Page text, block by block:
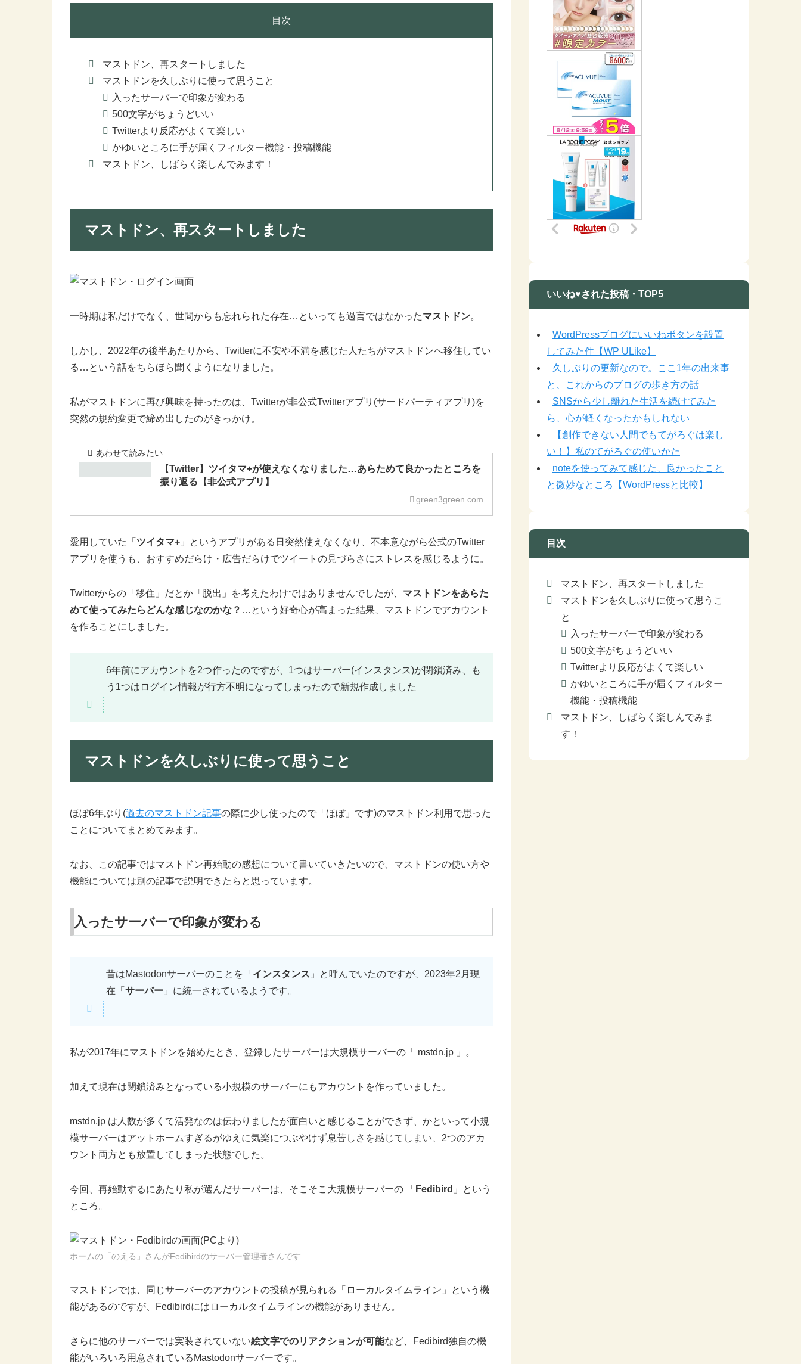
目次
マストドン、再スタートしました
マストドンを久しぶりに使って思うこと
入ったサーバーで印象が変わる
500文字がちょうどいい
Twitterより反応がよくて楽しい
かゆいところに手が届くフィルター機能・投稿機能
マストドン、しばらく楽しんでみます！
マストドン、再スタートしました
一時期は私だけでなく、世間からも忘れられた存在…といっても過言ではなかったマストドン。
しかし、2022年の後半あたりから、Twitterに不安や不満を感じた人たちがマストドンへ移住してい
る…という話をちらほら聞くようになりました。
私がマストドンに再び興味を持ったのは、Twitterが非公式Twitterアプリ(サードパーティアプリ)を
突然の規約変更で締め出したのがきっかけ。
【Twitter】ツイタマ+が使えなくなりました…あらためて良かったところを
振り返る【非公式アプリ】
green3green.com
愛用していた「 ツイタマ+ 」というアプリがある日突然使えなくなり、不本意ながら公式のTwitter
アプリを使うも、おすすめだらけ・広告だらけでツイートの見づらさにストレスを感じるように。
Twitterからの「移住」だとか「脱出」を考えたわけではありませんでしたが、 マストドンをあらた
めて使ってみたらどんな感じなのかな？ …という好奇心が高まった結果、マストドンでアカウント
を作ることにしました。
6年前にアカウントを2つ作ったのですが、1つはサーバー(インスタンス)が閉鎖済み、も
う1つはログイン情報が行方不明になってしまったので新規作成しました
マストドンを久しぶりに使って思うこと
ほぼ6年ぶり(過去のマストドン記事の際に少し使ったので「ほぼ」です)のマストドン利用で思った
ことについてまとめてみます。
なお、この記事ではマストドン再始動の感想について書いていきたいので、マストドンの使い方や
機能については別の記事で説明できたらと思っています。
入ったサーバーで印象が変わる
昔はMastodonサーバーのことを「 インスタンス 」と呼んでいたのですが、2023年2月現
在「 サーバー 」に統一されているようです。
私が2017年にマストドンを始めたとき、登録したサーバーは大規模サーバーの「 mstdn.jp 」。
加えて現在は閉鎖済みとなっている小規模のサーバーにもアカウントを作っていました。
mstdn.jp は人数が多くて活発なのは伝わりましたが面白いと感じることができず、かといって小規
模サーバーはアットホームすぎるがゆえに気楽につぶやけず息苦しさを感じてしまい、2つのアカ
ウント両方とも放置してしまった状態でした。
今回、再始動するにあたり私が選んだサーバーは、そこそこ大規模サーバーの 「 Fedibird 」という
ところ。
ホームの「のえる」さんがFedibirdのサーバー管理者さんです
マストドンでは、同じサーバーのアカウントの投稿が見られる「ローカルタイムライン」という機
能があるのですが、Fedibirdにはローカルタイムラインの機能がありません。
さらに他のサーバーでは実装されていない絵文字でのリアクションが可能など、Fedibird独自の機
能がいろいろ用意されているMastodonサーバーです。
いいね♥された投稿・TOP5
WordPressブログにいいねボタンを設置
してみた件【WP ULike】
久しぶりの更新なので。ここ1年の出来事
と、これからのブログの歩き方の話
SNSから少し離れた生活を続けてみた
ら、心が軽くなったかもしれない
【創作できない人間でもてがろぐは楽し
い！】私のてがろぐの使いかた
noteを使ってみて感じた、良かったこと
と微妙なところ【WordPressと比較】
目次
マストドン、再スタートしました
マストドンを久しぶりに使って思うこ
と
入ったサーバーで印象が変わる
500文字がちょうどいい
Twitterより反応がよくて楽しい
かゆいところに手が届くフィルター
機能・投稿機能
マストドン、しばらく楽しんでみま
す！